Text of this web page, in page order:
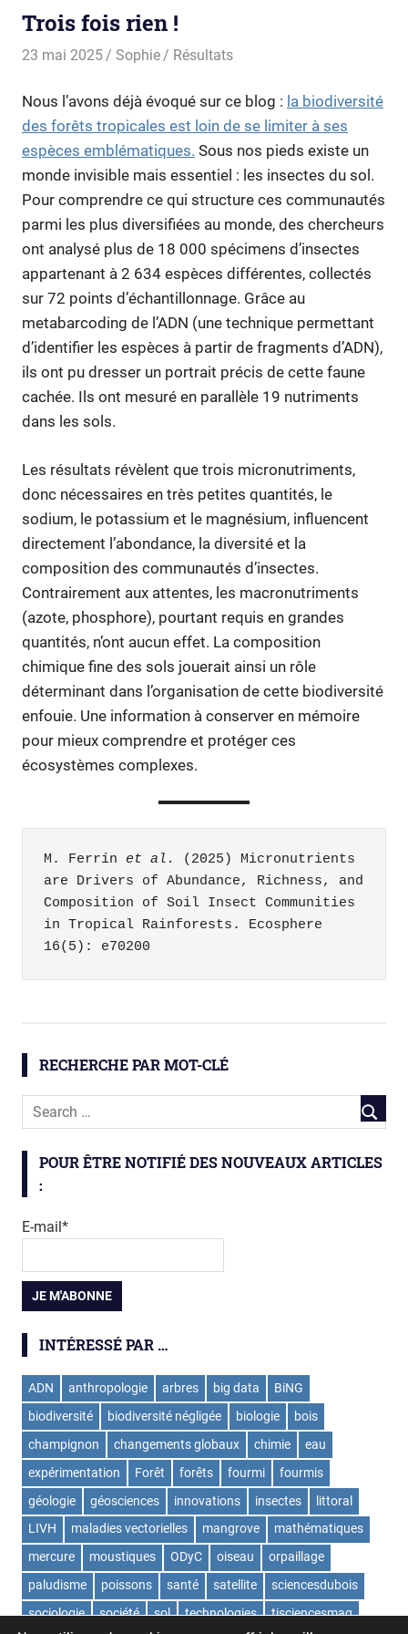
Trois fois rien !
23 mai 2025 Sophie Résultats
Nous l’avons déjà évoqué sur ce blog : la biodiversité
des forêts tropicales est loin de se limiter à ses
espèces emblématiques. Sous nos pieds existe un
monde invisible mais essentiel : les insectes du sol.
Pour comprendre ce qui structure ces communautés
parmi les plus diversifiées au monde, des chercheurs
ont analysé plus de 18 000 spécimens d’insectes
appartenant à 2 634 espèces différentes, collectés
sur 72 points d’échantillonnage. Grâce au
metabarcoding de l’ADN (une technique permettant
d’identifier les espèces à partir de fragments d’ADN),
ils ont pu dresser un portrait précis de cette faune
cachée. Ils ont mesuré en parallèle 19 nutriments
dans les sols.
Les résultats révèlent que trois micronutriments,
donc nécessaires en très petites quantités, le
sodium, le potassium et le magnésium, influencent
directement l’abondance, la diversité et la
composition des communautés d’insectes.
Contrairement aux attentes, les macronutriments
(azote, phosphore), pourtant requis en grandes
quantités, n’ont aucun effet. La composition
chimique fine des sols jouerait ainsi un rôle
déterminant dans l’organisation de cette biodiversité
enfouie. Une information à conserver en mémoire
pour mieux comprendre et protéger ces
écosystèmes complexes.
M. Ferrín et al.
(2025) Micronutrients
are Drivers of Abundance, Richness, and
Composition of Soil Insect Communities
in Tropical Rainforests. Ecosphere
16(5): e70200
RECHERCHE PAR MOT-CLÉ
POUR ÊTRE NOTIFIÉ DES NOUVEAUX ARTICLES
:
E-mail*
INTÉRESSÉ PAR …
ADN anthropologie arbres big data
BiNG
biodiversité
biodiversité négligée biologie
bois
champignon
changements globaux chimie
eau
expérimentation
Forêt forêts fourmi
fourmis
géologie
géosciences innovations insectes
littoral
LIVH
maladies vectorielles mangrove
mathématiques
mercure
moustiques ODyC oiseau
orpaillage
paludisme
poissons santé satellite
sciencesdubois
sociologie
société sol technologies tisciencesmag